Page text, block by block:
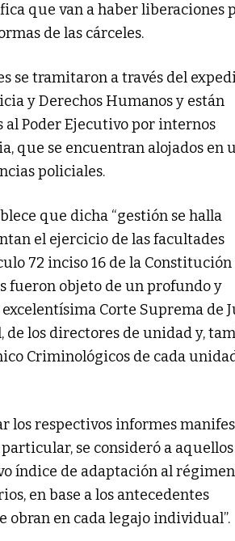
que van a haber liberaciones
de las cárceles.
se tramitaron a través del
y Derechos Humanos y están
Poder Ejecutivo por internos
que se encuentran alojados en
policiales.
que dicha “gestión se halla
el ejercicio de las facultades
72 inciso 16 de la Constitución
fueron objeto de un profundo y
Corte Suprema de
de los directores de unidad y,
Criminológicos de cada
los respectivos informes
se consideró a aquellos
índice de adaptación al régimen
en base a los antecedentes
en cada legajo individual”.